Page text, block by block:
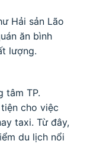
Hải sản Lão
ăn bình
lượng.
tâm TP.
cho việc
taxi. Từ đây,
du lịch nổi